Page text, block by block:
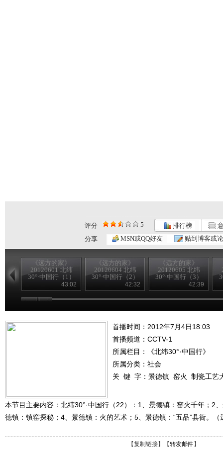
评分 5 排行榜
分享
MSN或QQ好友 贴到博客或
《远方的家》
20120601 北纬
30°·中国行（1）
43:02
《远方的家》
20120604 北纬
30°·中国行（2）
42:32
《远方的家》
20120605 北纬
30°·中国行（3）
42:39
首播时间：2012年7月4日18:03
首播频道： CCTV-1
所属栏目：
《北纬30°·中国行》
所属分类：社会
关 键 字： 景德镇 窑火 制瓷工艺
本节目主要内容：北纬30°·中国行（22）：1、景德镇：窑火千年；2
德镇：镇窑探秘；4、景德镇：火的艺术；5、景德镇：“五品”县衙。
【复制链接】【转发邮件 】